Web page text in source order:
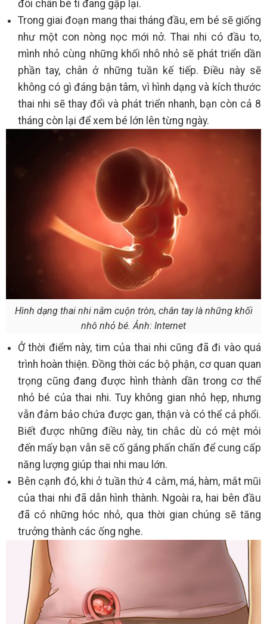
đôi chân bé tí đang gập lại.
Trong giai đoạn mang thai tháng đầu, em bé sẽ giống
như một con nòng nọc mới nở. Thai nhi có đầu to,
mình nhỏ cùng những khối nhô nhỏ sẽ phát triển dần
phần tay, chân ở những tuần kế tiếp. Điều này sẽ
không có gì đáng bận tâm, vì hình dạng và kích thước
thai nhi sẽ thay đổi và phát triển nhanh, bạn còn cả 8
tháng còn lại để xem bé lớn lên từng ngày.
Hình dạng thai nhi nằm cuộn tròn, chân tay là những khối
nhô nhỏ bé. Ảnh: Internet
Ở thời điểm này, tim của thai nhi cũng đã đi vào quá
trình hoàn thiện. Đồng thời các bộ phận, cơ quan quan
trọng cũng đang được hình thành dần trong cơ thể
nhỏ bé của thai nhi. Tuy không gian nhỏ hẹp, nhưng
vẫn đảm bảo chứa được gan, thận và có thể cả phổi.
Biết được những điều này, tin chắc dù có mệt mỏi
đến mấy bạn vẫn sẽ cố gắng phấn chấn để cung cấp
năng lượng giúp thai nhi mau lớn.
Bên cạnh đó, khi ở tuần thứ 4 cằm, má, hàm, mắt mũi
của thai nhi đã dẫn hình thành. Ngoài ra, hai bên đầu
đã có những hóc nhỏ, qua thời gian chúng sẽ tăng
trưởng thành các ống nghe.